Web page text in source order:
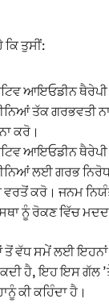
ਤੁਸੀਂ:
ਆਇਓਡੀਨ
ਤੱਕ ਗਰਭਵਤੀ
ਕਰੋ।
ਆਇਓਡੀਨ
ਲਈ ਗਰਭ
ਵਰਤੋਂ ਕਰੋ। ਜਨਮ
ਨੂੰ ਰੋਕਣ ਵਿੱਚ ਮਦਦ
ਤੋਂ ਵੱਧ ਸਮੇਂ ਲਈ ਇਹਨਾਂ
ਹੈ, ਇਹ ਇਸ ਗੱਲ
ਕੀ ਕਹਿੰਦਾ ਹੈ।